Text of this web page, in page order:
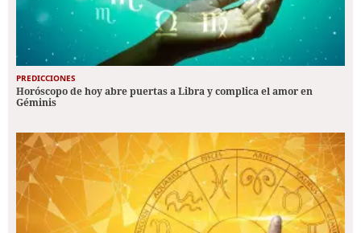
PREDICCIONES
Horóscopo de hoy abre puertas a Libra y complica el amor en
Géminis